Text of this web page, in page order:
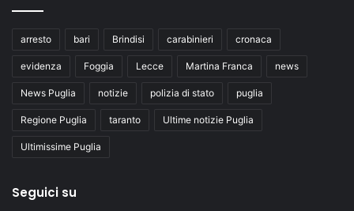
arresto bari Brindisi carabinieri cronaca
evidenza Foggia Lecce Martina Franca news
News Puglia notizie polizia di stato puglia
Regione Puglia taranto Ultime notizie Puglia
Ultimissime Puglia
Seguici su